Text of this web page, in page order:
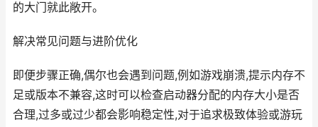
的大门就此敞开。
解决常见问题与进阶优化
即便步骤正确,偶尔也会遇到问题,例如游戏崩溃,提示内存不
足或版本不兼容,这时可以检查启动器分配的内存大小是否
合理,过多或过少都会影响稳定性,对于追求极致体验或游玩